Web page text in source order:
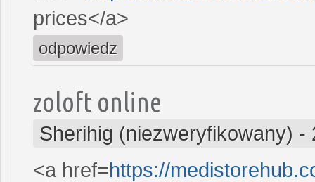
prices</a>
odpowiedz
zoloft online
Sherihig (niezweryfikowany) -
<a href=https://